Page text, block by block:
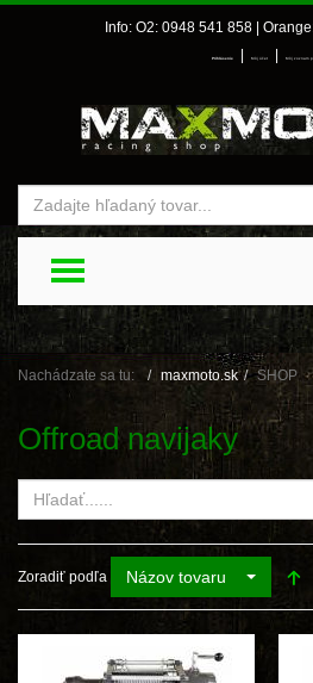
Info: O2: 0948 541 858 |
Prihlásenie Môj účet Môj zoznam
TOGGLE MENU
Nachádzate sa tu: maxmoto.sk SHOP
Offroad navijaky
Zoradiť podľa Názov tovaru